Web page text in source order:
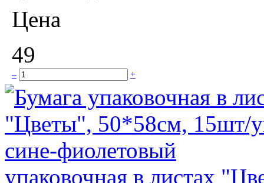
Цена
49
– +
упаковочная в листах